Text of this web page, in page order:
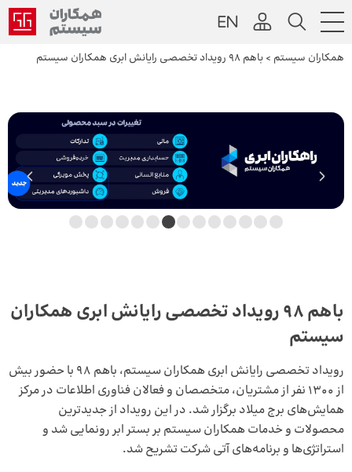
همکاران سیستم > باهم 98 رویداد تخصصی رایانش ابری همکاران سیستم
0 1 2 3 4 5 6 7 8 9 10 11 1213
باهم 98 رویداد تخصصی رایانش ابری همکاران
سیستم
رویداد تخصصی رایانش ابری همکاران سیستم، باهم ۹۸ با حضور بیش
از ۱۳۰۰ نفر از مشتریان، متخصصان و فعالان فناوری اطلاعات در مرکز
همایش‌های برج‌ میلاد برگزار شد. در این رویداد از جدیدترین
محصولات و خدمات همکاران سیستم بر بستر ابر رونمایی شد و
استراتژی‌ها و برنامه‌های آتی شرکت تشریح شد.